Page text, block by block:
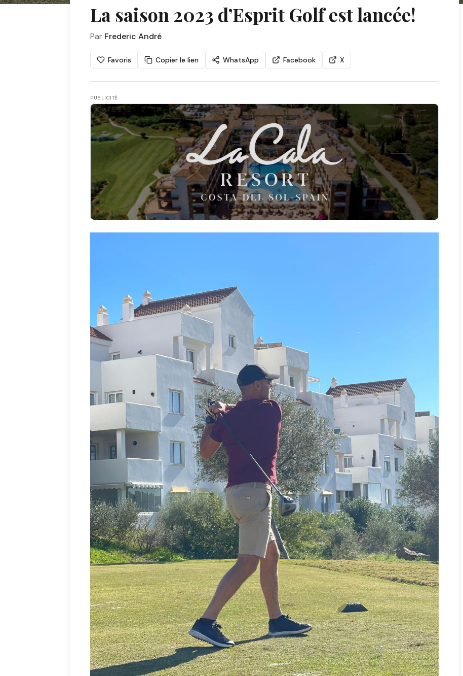
La saison 2023 d’Esprit Golf est lancée!
Par Frederic André
Favoris Copier le lien WhatsApp Facebook X
PUBLICITÉ